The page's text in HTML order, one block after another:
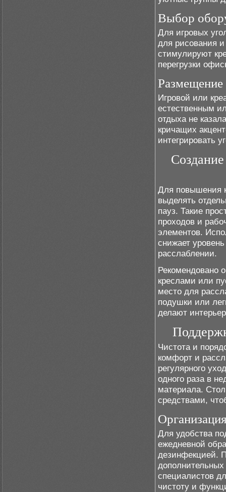
Выбор
Для игровых
для рисования
стимулируют
перегрузки
Размещение
Игровой или
естественным
отдыха не
кричащих
интегрировать
Для повышения
выделять
пауз. Такие
проходов и
элементов.
снижает
расслаблении.
Рекомендовано
креслами или
место для
подушки или
делают
Чистота и
комфорт и
регулярного
одного раза в
материала.
средствами,
Для удобства
ежедневной
дезинфекцией.
дополнительных
специалистов
чистоту и